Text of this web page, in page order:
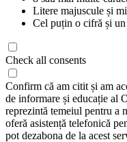
Litere majuscule și
Cel puțin o cifră și un
Check all consents
Confirm că am citit și am
de informare și educație
reprezintă temeiul pentru a
oferă asistență telefonică
pot dezabona de la acest